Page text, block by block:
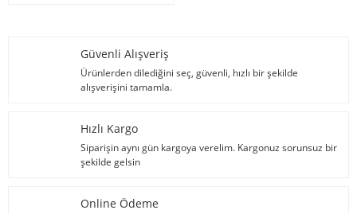
Güvenli Alışveriş
Ürünlerden dilediğini seç, güvenli, hızlı bir şekilde
alışverişini tamamla.
Hızlı Kargo
Siparişin aynı gün kargoya verelim. Kargonuz sorunsuz bir
şekilde gelsin
Online Ödeme